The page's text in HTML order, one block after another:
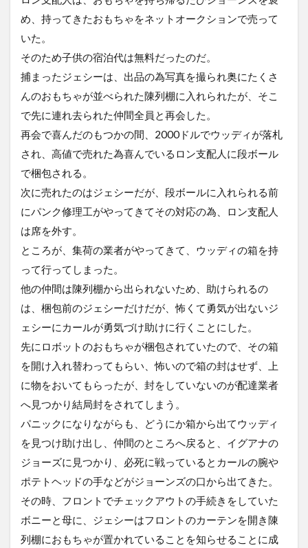
め、持ってきたおもちゃをネットオークションで売って
いた。
そのため子供の宿泊代は無料だったのだ。
捕まったジェシーは、出品の為写真を撮られ奥にたくさ
んのおもちゃが並べられた陳列棚に入れられたが、そこ
で先に連れ去られた仲間全員と再会した。
再会で喜んだのもつかの間、2000ドルでウッディが落札
され、高値で売れた為喜んでいるロン支配人に段ボール
で梱包される。
次に売れたのはジェシーだが、段ボールに入れられる前
にパンク修理工がやってきてその対応の為、ロン支配人
は席を外す。
ところが、集荷の業者がやってきて、ウッディの箱を持
って行ってしまった。
他の仲間は陳列棚から出られないため、助けられるの
は、梱包前のジェシーだけだが、怖くて勇気が出ないジ
ェシーにカールが勇気づけ助けに行くことにした。
先にロボットのおもちゃが梱包されていたので、その箱
を開け入れ替わってもらい、怖いので箱の封はせず、上
に物をおいてもらったが、封をしていないのが配達業者
へ見つかり結局封をされてしまう。
パニックになりながらも、どうにか箱から出てウッディ
を見つけ助け出し、仲間のところへ戻ると、イグアナの
ジョーズに見つかり、必死に戦っているとカールの腕や
ポテトヘッドの手などがジョーンズの口から出てきた。
その時、フロントでチェックアウトの手続きをしていた
ボニーと母に、ジェシーはフロントのカーテンを開き陳
列棚におもちゃが置かれていることを知らせることに成